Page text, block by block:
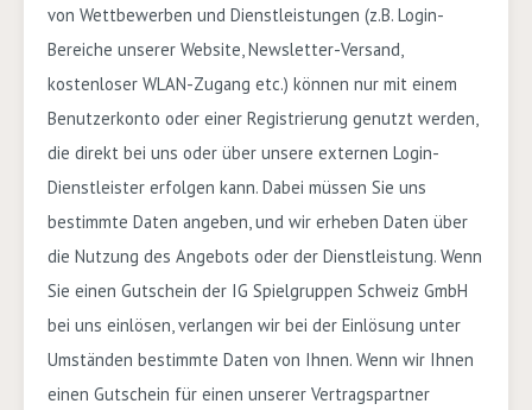
von Wettbewerben und Dienstleistungen (z.B. Login-
Bereiche unserer Website, Newsletter-Versand,
kostenloser WLAN-Zugang etc.) können nur mit einem
Benutzerkonto oder einer Registrierung genutzt werden,
die direkt bei uns oder über unsere externen Login-
Dienstleister erfolgen kann. Dabei müssen Sie uns
bestimmte Daten angeben, und wir erheben Daten über
die Nutzung des Angebots oder der Dienstleistung. Wenn
Sie einen Gutschein der IG Spielgruppen Schweiz GmbH
bei uns einlösen, verlangen wir bei der Einlösung unter
Umständen bestimmte Daten von Ihnen. Wenn wir Ihnen
einen Gutschein für einen unserer Vertragspartner